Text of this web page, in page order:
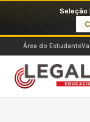
o
conteúdo
Imperdíveis no Pix:
Área do Estudante